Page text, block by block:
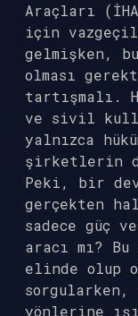
Araçları
için
gelmişken,
olması
tartışmalı.
ve sivil
yalnızca
şirketlerin
Peki, bir
gerçekten
sadece güç
aracı mı?
elinde olup
yönlerine